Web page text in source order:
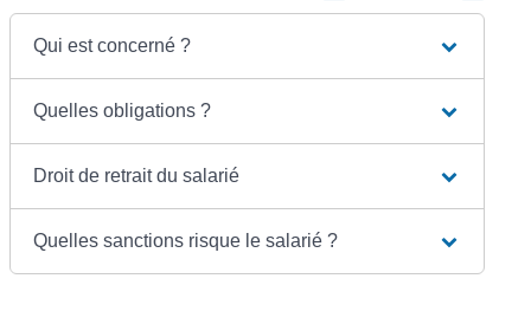
Qui est concerné ?
Quelles obligations ?
Droit de retrait du salarié
Quelles sanctions risque le salarié ?